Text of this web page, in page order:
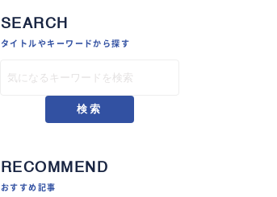
SEARCH
タイトルやキーワードから探す
検索
RECOMMEND
おすすめ記事